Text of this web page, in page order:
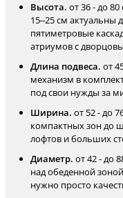
Высота. от 36 - до
15–25 см актуальны
пятиметровые
атриумов с
Длина подвеса. от
механизм в
под свои нужды за
Ширина. от 52 - до
компактных зон до
лофтов и больших
Диаметр. от 42 - до
над обеденной
нужно просто